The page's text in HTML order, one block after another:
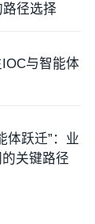
路径选择
与智能体
体跃迁”：业
关键路径